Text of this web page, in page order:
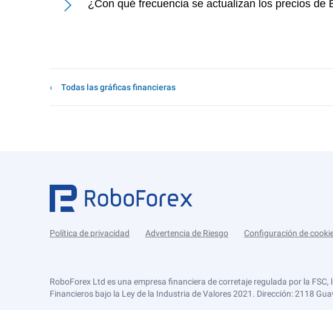
¿Con qué frecuencia se actualizan los precios de
Todas las gráficas financieras
Política de privacidad Advertencia de Riesgo Configuración de
RoboForex Ltd es una empresa financiera de corretaje regulada por la
Financieros bajo la Ley de la Industria de Valores 2021. Dirección: 2118